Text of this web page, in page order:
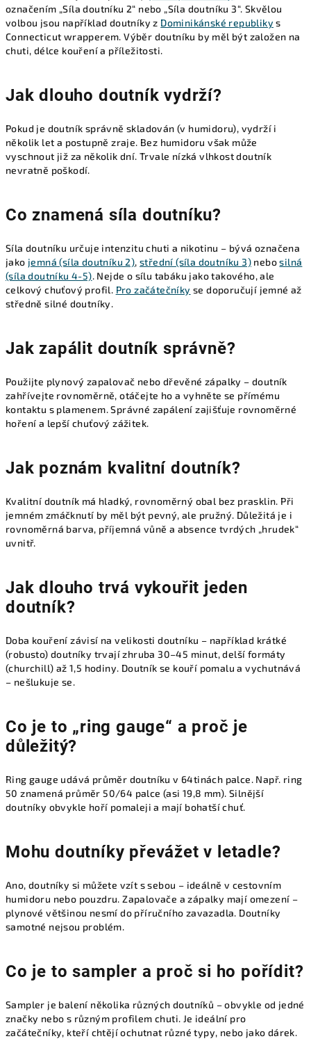
označením „Síla doutníku 2“ nebo „Síla doutníku 3“. Skvělou
volbou jsou například doutníky z Dominikánské republikys
Connecticut wrapperem. Výběr doutníku by měl být založen na
chuti, délce kouření a příležitosti.
Jak dlouho doutník vydrží?
Pokud je doutník správně skladován (v humidoru), vydrží i
několik let a postupně zraje. Bez humidoru však může
vyschnout již za několik dní. Trvale nízká vlhkost doutník
nevratně poškodí.
Co znamená síla doutníku?
Síla doutníku určuje intenzitu chuti a nikotinu – bývá označena
jako jemná (síla doutníku 2),střední (síla doutníku 3) nebosilná
(síla doutníku 4-5). Nejde o sílu tabáku jako takového, ale
celkový chuťový profil. Pro začátečníky se doporučují jemné až
středně silné doutníky.
Jak zapálit doutník správně?
Použijte plynový zapalovač nebo dřevěné zápalky – doutník
zahřívejte rovnoměrně, otáčejte ho a vyhněte se přímému
kontaktu s plamenem. Správné zapálení zajišťuje rovnoměrné
hoření a lepší chuťový zážitek.
Jak poznám kvalitní doutník?
Kvalitní doutník má hladký, rovnoměrný obal bez prasklin. Při
jemném zmáčknutí by měl být pevný, ale pružný. Důležitá je i
rovnoměrná barva, příjemná vůně a absence tvrdých „hrudek“
uvnitř.
Jak dlouho trvá vykouřit jeden
doutník?
Doba kouření závisí na velikosti doutníku – například krátké
(robusto) doutníky trvají zhruba 30–45 minut, delší formáty
(churchill) až 1,5 hodiny. Doutník se kouří pomalu a vychutnává
– nešlukuje se.
Co je to „ring gauge“ a proč je
důležitý?
Ring gauge udává průměr doutníku v 64tinách palce. Např. ring
50 znamená průměr 50/64 palce (asi 19,8 mm). Silnější
doutníky obvykle hoří pomaleji a mají bohatší chuť.
Mohu doutníky převážet v letadle?
Ano, doutníky si můžete vzít s sebou – ideálně v cestovním
humidoru nebo pouzdru. Zapalovače a zápalky mají omezení –
plynové většinou nesmí do příručního zavazadla. Doutníky
samotné nejsou problém.
Co je to sampler a proč si ho pořídit?
Sampler je balení několika různých doutníků – obvykle od jedné
značky nebo s různým profilem chuti. Je ideální pro
začátečníky, kteří chtějí ochutnat různé typy, nebo jako dárek.